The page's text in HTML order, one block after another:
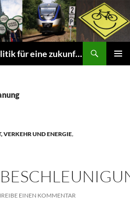
Mobilitätswende – Politik für eine zukunftsfähige Mobilität
VERKEHR UND ENERGIE,
EINEN KOMMENTAR